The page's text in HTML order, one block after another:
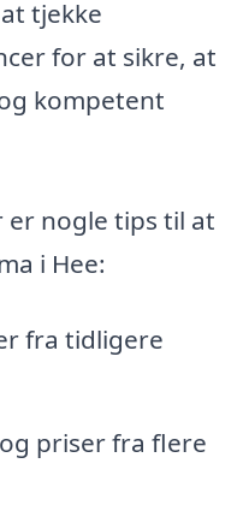
tjekke
for at sikre, at
kompetent
er nogle tips til at
i Hee:
fra tidligere
priser fra flere